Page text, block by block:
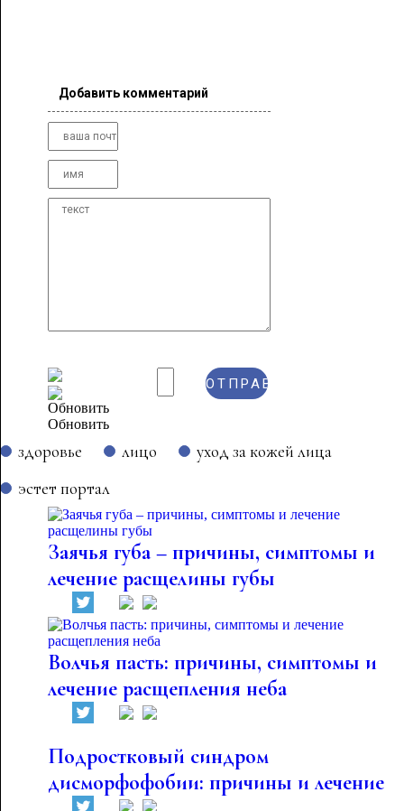
Добавить комментарий
Обновить
здоровье лицо
уход за кожей лица
эстет портал
Заячья губа – причины, симптомы и
лечение расщелины губы
Волчья пасть: причины, симптомы и
лечение расщепления неба
Подростковый синдром
дисморфофобии: причины и лечение